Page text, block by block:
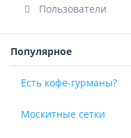
Пользователи
Популярное
Есть кофе-гурманы?
Москитные сетки